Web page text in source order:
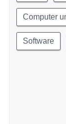
Computer
Software